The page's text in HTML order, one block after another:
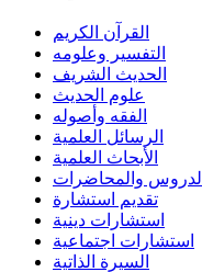
القرآن الكريم
التفسير وعلومه
الحديث الشريف
علوم الحديث
الفقه وأصوله
الرسائل العلمية
الأبحاث العلمية
الدروس والمحاضرات
تقديم استشارة
استشارات دينية
استشارات اجتماعية
السيرة الذاتية